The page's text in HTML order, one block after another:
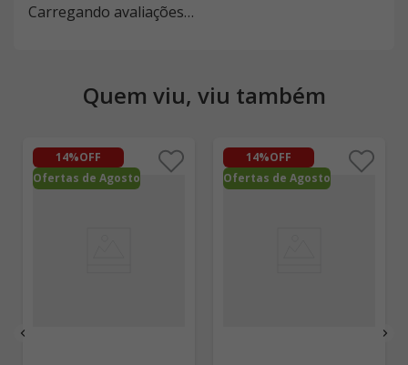
Carregando avaliações…
Quem viu, viu também
14%OFF
Ofertas de Agosto
14%OFF
Ofertas de Agosto